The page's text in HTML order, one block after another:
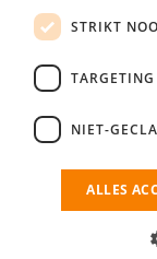
login gegevens
login
Bedrijf
nieuwe collega/
STRIKT
TARGETING
NIET-
ALLES